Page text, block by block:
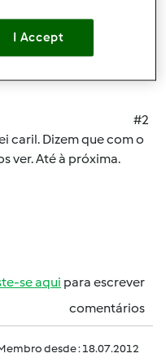
#2
caril. Dizem que com o
ver. Até à próxima.
se aqui para escrever
comentários
desde : 18.07.2012
I Accept